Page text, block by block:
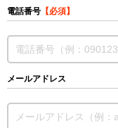
電話番号 【必須】
メールアドレス